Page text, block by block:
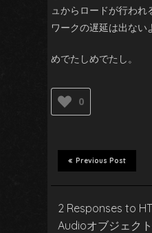
ュからロードが行われ
ワークの遅延は出ない
めでたしめでたし。
0
Previous Post
2 Responses to
Audioオブジェク